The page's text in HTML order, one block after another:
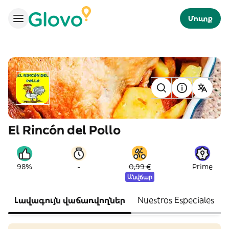
Մուտք
El Rincón del Pollo
98% - 0,99 €
Անվճար
Prime
Լավագույն վաճառվողներ Nuestros Especiales